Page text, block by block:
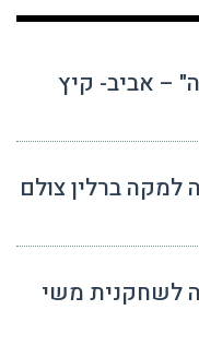
– אביב- קיץ
קרולינה למקה ברלין צולם
לשחקנית משי